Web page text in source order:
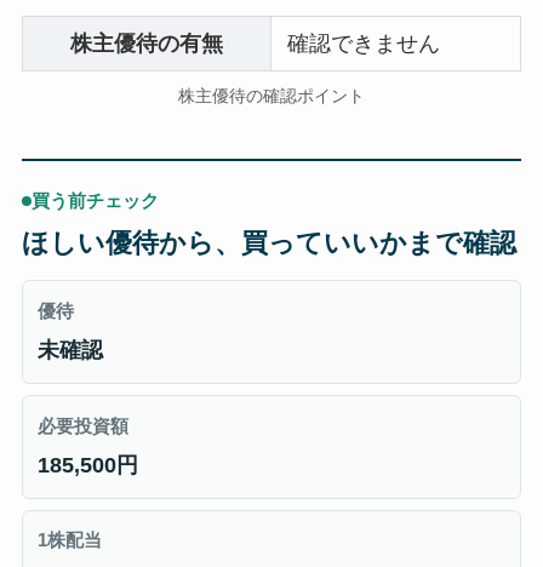
株主優待の有無 確認できません
株主優待の確認ポイント
買う前チェック
ほしい優待から、買っていいかまで確認
優待
未確認
必要投資額
185,500円
1株配当